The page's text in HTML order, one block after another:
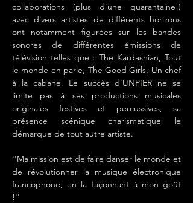
collaborations (plus d’une quarantaine!)
avec divers artistes de différents horizons
ont notamment figurées sur les bandes
sonores de différentes émissions de
télévision telles que : The Kardashian, Tout
le monde en parle, The Good Girls, Un chef
à la cabane. Le succès d’UNPIER ne se
limite pas à ses productions musicales
originales festives et percussives, sa
présence scénique charismatique le
démarque de tout autre artiste.
''Ma mission est de faire danser le monde et
de révolutionner la musique électronique
francophone, en la façonnant à mon goût
!''